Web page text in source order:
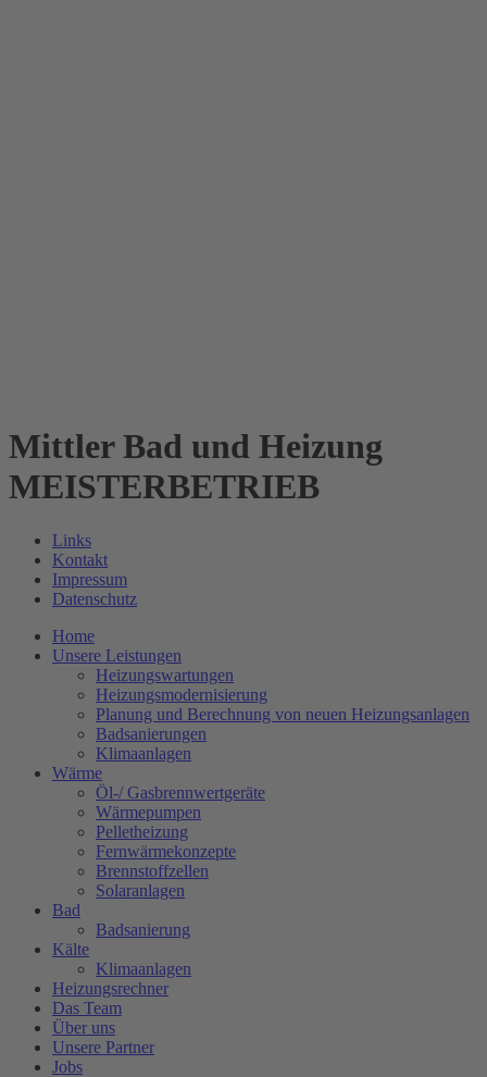
MittlerBad und Heizung
MEISTERBETRIEB
Links
Kontakt
Impressum
Datenschutz
Home
Unsere Leistungen
Heizungswartungen
Heizungsmodernisierung
Planung und Berechnung von neuen Heizungsanlagen
Badsanierungen
Klimaanlagen
Wärme
Öl-/ Gasbrennwertgeräte
Wärmepumpen
Pelletheizung
Fernwärmekonzepte
Brennstoffzellen
Solaranlagen
Bad
Badsanierung
Kälte
Klimaanlagen
Heizungsrechner
Das Team
Über uns
Unsere Partner
Jobs